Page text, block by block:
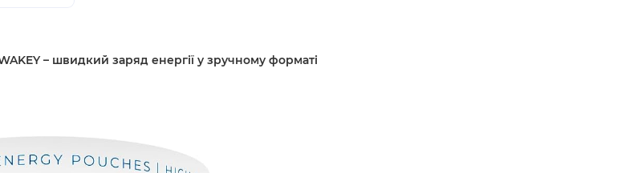
– швидкий заряд енергії у зручному форматі